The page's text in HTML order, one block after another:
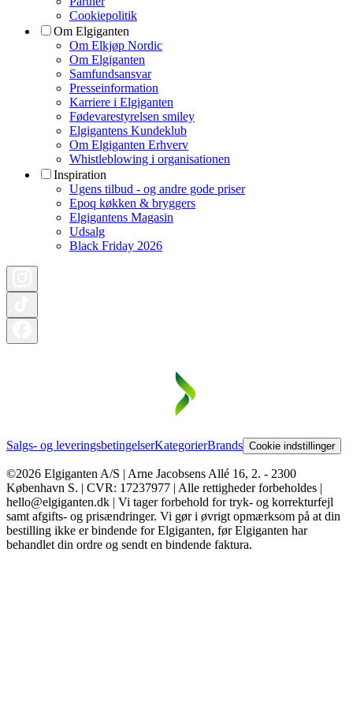
Cookiepolitik
Om Elgiganten
Om Elkjøp Nordic
Om Elgiganten
Samfundsansvar
Presseinformation
Karriere i Elgiganten
Fødevarestyrelsen smiley
Elgigantens Kundeklub
Om Elgiganten Erhverv
Whistleblowing i organisationen
Inspiration
Ugens tilbud - og andre gode priser
Epoq køkken & bryggers
Elgigantens Magasin
Udsalg
Black Friday 2026
Salgs- og leveringsbetingelserKategorierBrands Cookie indstillinger
©2026 Elgiganten A/S | Arne Jacobsens Allé 16, 2. - 2300
København S. | CVR: 17237977 | Alle rettigheder forbeholdes |
hello@elgiganten.dk | Vi tager forbehold for tryk- og korrekturfejl
samt afgifts- og prisændringer. Vi gør i øvrigt opmærksom på at din
bestilling ikke er bindende for Elgiganten, før Elgiganten har
behandlet din ordre og sendt en bindende faktura.